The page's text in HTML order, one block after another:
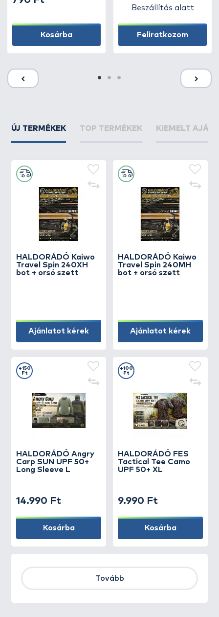
Kosárba
Beszállítás alatt
Feliratkozom
ÚJ TERMÉKEK TOP TERMÉKEK KIEMELT
HALDORÁDÓ Kaiwo
Travel Spin 240XH
bot + orsó szett
Ajánlatot kérek
HALDORÁDÓ Kaiwo
Travel Spin 240MH
bot + orsó szett
Ajánlatot kérek
HALDORÁDÓ Angry
Carp SUN UPF 50+
Long Sleeve L
+150
Ft
14.990 Ft
Kosárba
HALDORÁDÓ FES
Tactical Tee Camo
UPF 50+ XL
+100
Ft
9.990 Ft
Kosárba
Tovább